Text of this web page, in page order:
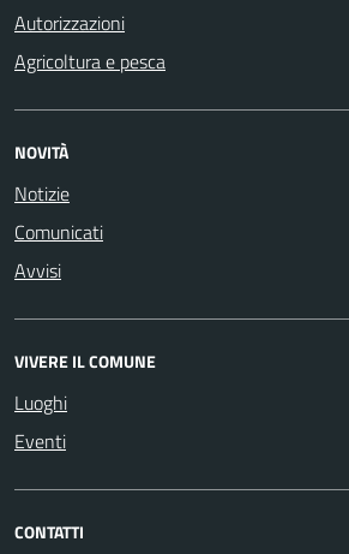
Autorizzazioni
Agricoltura e pesca
NOVITÀ
Notizie
Comunicati
Avvisi
VIVERE IL COMUNE
Luoghi
Eventi
CONTATTI